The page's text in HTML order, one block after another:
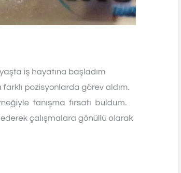
iş hayatına başladım
pozisyonlarda görev aldım.
tanışma fırsatı buldum.
çalışmalara gönüllü olarak